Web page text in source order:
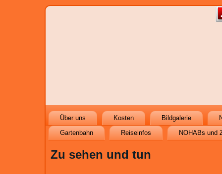
Über uns Kosten Bildgalerie
Gartenbahn
Reiseinfos NOHABs und
Zu sehen und tun